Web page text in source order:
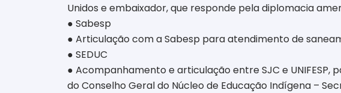
Unidos e embaixador, que responde pela diplomacia
● Sabesp
● Articulação com a Sabesp para atendimento de
● SEDUC
● Acompanhamento e articulação entre SJC e
do Conselho Geral do Núcleo de Educação Indígena –